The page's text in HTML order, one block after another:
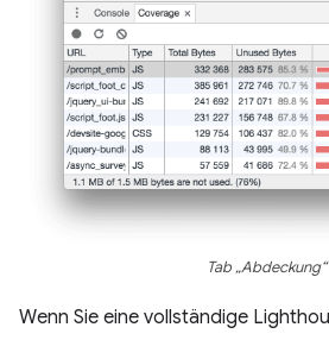
Tab „Abdeckung“
Wenn Sie eine vollständige